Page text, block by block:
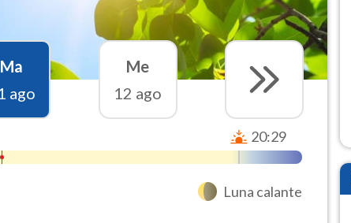
Ma
ago
Me
12 ago
20:29
Luna calante